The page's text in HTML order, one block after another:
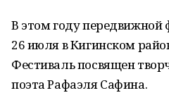
В этом году передвижной
26 июля в Кигинском
Фестиваль посвящен
поэта Рафаэля Сафина.